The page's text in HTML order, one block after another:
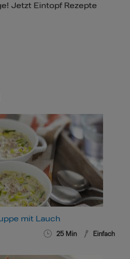
Jetzt Eintopf Rezepte
mit Lauch
25 Min Einfach